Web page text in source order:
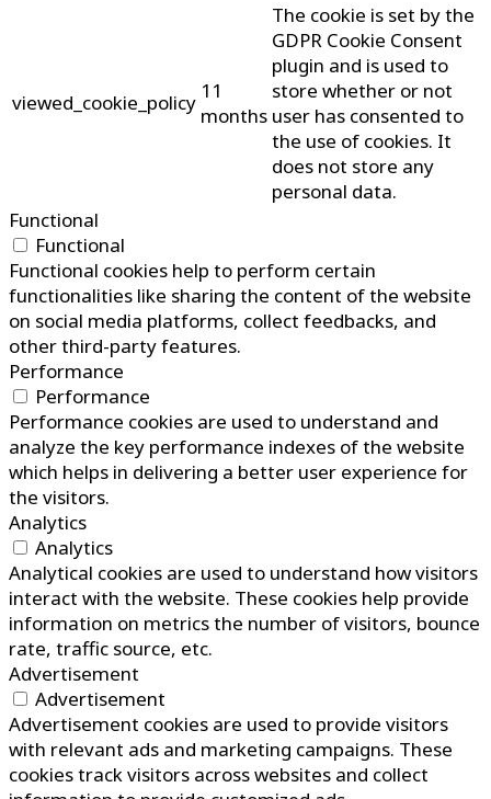
viewed_cookie_policy 11
months
The cookie is set by the
GDPR Cookie Consent
plugin and is used to
store whether or not
user has consented to
the use of cookies. It
does not store any
personal data.
Functional
Functional
Functional cookies help to perform certain
functionalities like sharing the content of the website
on social media platforms, collect feedbacks, and
other third-party features.
Performance
Performance
Performance cookies are used to understand and
analyze the key performance indexes of the website
which helps in delivering a better user experience for
the visitors.
Analytics
Analytics
Analytical cookies are used to understand how visitors
interact with the website. These cookies help provide
information on metrics the number of visitors, bounce
rate, traffic source, etc.
Advertisement
Advertisement
Advertisement cookies are used to provide visitors
with relevant ads and marketing campaigns. These
cookies track visitors across websites and collect